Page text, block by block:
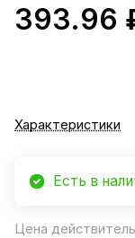
393.96
Характеристики
Есть в
Цена